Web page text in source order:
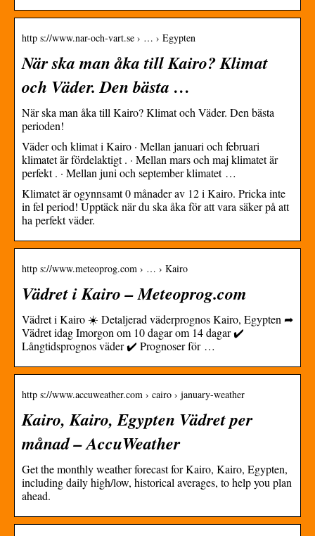
http s://www.nar-och-vart.se › … › Egypten
När ska man åka till Kairo? Klimat
och Väder. Den bästa …
När ska man åka till Kairo? Klimat och Väder. Den bästa
perioden!
Väder och klimat i Kairo · Mellan januari och februari
klimatet är fördelaktigt . · Mellan mars och maj klimatet är
perfekt . · Mellan juni och september klimatet …
Klimatet är ogynnsamt 0 månader av 12 i Kairo. Pricka inte
in fel period! Upptäck när du ska åka för att vara säker på att
ha perfekt väder.
http s://www.meteoprog.com › … › Kairo
Vädret i Kairo – Meteoprog.com
Vädret i Kairo ☀️ Detaljerad väderprognos Kairo, Egypten ➦
Vädret idag Imorgon om 10 dagar om 14 dagar ✔️
Långtidsprognos väder ✔️ Prognoser för …
http s://www.accuweather.com › cairo › january-weather
Kairo, Kairo, Egypten Vädret per
månad – AccuWeather
Get the monthly weather forecast for Kairo, Kairo, Egypten,
including daily high/low, historical averages, to help you plan
ahead.